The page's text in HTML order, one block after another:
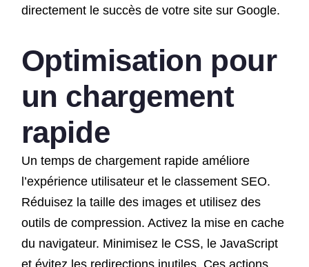
directement le succès de votre site sur Google.
Optimisation pour
un chargement
rapide
Un temps de chargement rapide améliore
l’expérience utilisateur et le classement SEO.
Réduisez la taille des images et utilisez des
outils de compression. Activez la mise en cache
du navigateur. Minimisez le CSS, le JavaScript
et évitez les redirections inutiles. Ces actions